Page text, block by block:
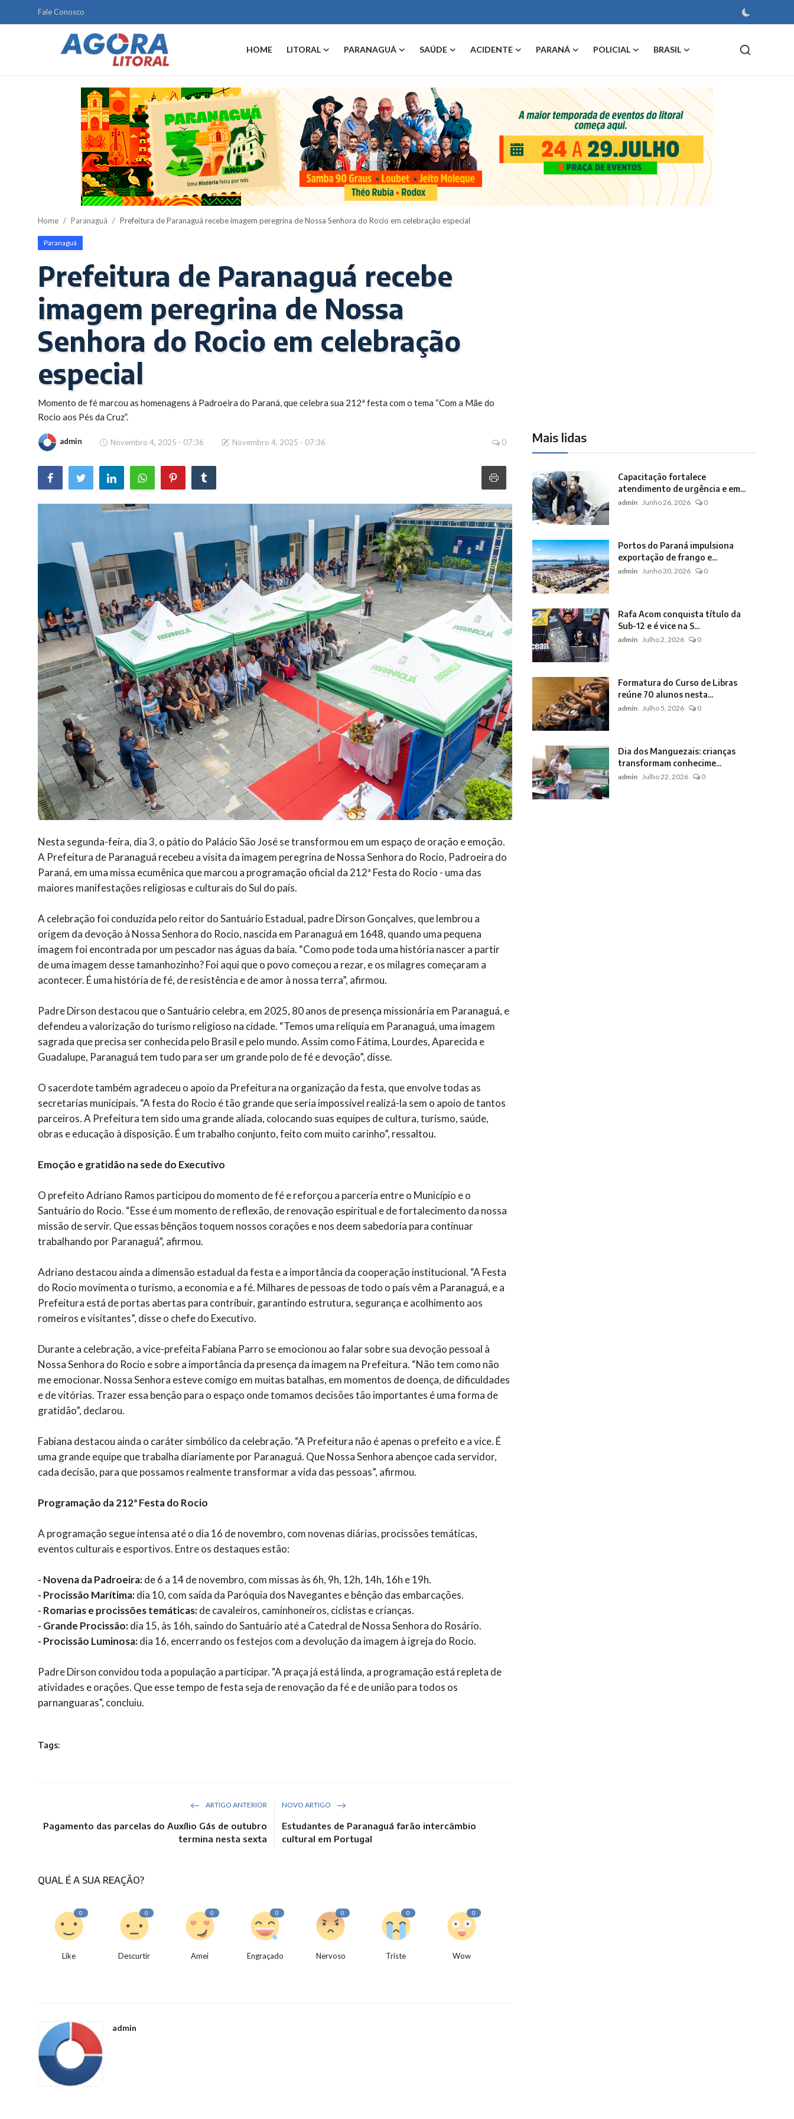
Fale Conosco
HOME LITORAL PARANAGUÁ SAÚDE ACIDENTE PARANÁ POLICIAL BRASIL
Home Paranaguá Prefeitura de Paranaguá recebe imagem peregrina de Nossa Senhora do Rocio em celebração especial
Paranaguá
Prefeitura de Paranaguá recebe
imagem peregrina de Nossa
Senhora do Rocio em celebração
especial
Momento de fé marcou as homenagens à Padroeira do Paraná, que celebra sua 212ª festa com o tema “Com a Mãe do
Rocio aos Pés da Cruz”.
admin Novembro 4, 2025 - 07:36 Novembro 4, 2025 - 07:36 0
Nesta segunda-feira, dia 3, o pátio do Palácio São José se transformou em um espaço de oração e emoção.
A Prefeitura de Paranaguá recebeu a visita da imagem peregrina de Nossa Senhora do Rocio, Padroeira do
Paraná, em uma missa ecumênica que marcou a programação oficial da 212ª Festa do Rocio - uma das
maiores manifestações religiosas e culturais do Sul do país.
A celebração foi conduzida pelo reitor do Santuário Estadual, padre Dirson Gonçalves, que lembrou a
origem da devoção à Nossa Senhora do Rocio, nascida em Paranaguá em 1648, quando uma pequena
imagem foi encontrada por um pescador nas águas da baía. “Como pode toda uma história nascer a partir
de uma imagem desse tamanhozinho? Foi aqui que o povo começou a rezar, e os milagres começaram a
acontecer. É uma história de fé, de resistência e de amor à nossa terra”, afirmou.
Padre Dirson destacou que o Santuário celebra, em 2025, 80 anos de presença missionária em Paranaguá, e
defendeu a valorização do turismo religioso na cidade. “Temos uma relíquia em Paranaguá, uma imagem
sagrada que precisa ser conhecida pelo Brasil e pelo mundo. Assim como Fátima, Lourdes, Aparecida e
Guadalupe, Paranaguá tem tudo para ser um grande polo de fé e devoção”, disse.
O sacerdote também agradeceu o apoio da Prefeitura na organização da festa, que envolve todas as
secretarias municipais. “A festa do Rocio é tão grande que seria impossível realizá-la sem o apoio de tantos
parceiros. A Prefeitura tem sido uma grande aliada, colocando suas equipes de cultura, turismo, saúde,
obras e educação à disposição. É um trabalho conjunto, feito com muito carinho”, ressaltou.
Emoção e gratidão na sede do Executivo
O prefeito Adriano Ramos participou do momento de fé e reforçou a parceria entre o Município e o
Santuário do Rocio. “Esse é um momento de reflexão, de renovação espiritual e de fortalecimento da nossa
missão de servir. Que essas bênçãos toquem nossos corações e nos deem sabedoria para continuar
trabalhando por Paranaguá”, afirmou.
Adriano destacou ainda a dimensão estadual da festa e a importância da cooperação institucional. “A Festa
do Rocio movimenta o turismo, a economia e a fé. Milhares de pessoas de todo o país vêm a Paranaguá, e a
Prefeitura está de portas abertas para contribuir, garantindo estrutura, segurança e acolhimento aos
romeiros e visitantes”, disse o chefe do Executivo.
Durante a celebração, a vice-prefeita Fabiana Parro se emocionou ao falar sobre sua devoção pessoal à
Nossa Senhora do Rocio e sobre a importância da presença da imagem na Prefeitura. “Não tem como não
me emocionar. Nossa Senhora esteve comigo em muitas batalhas, em momentos de doença, de dificuldades
e de vitórias. Trazer essa benção para o espaço onde tomamos decisões tão importantes é uma forma de
gratidão”, declarou.
Fabiana destacou ainda o caráter simbólico da celebração. “A Prefeitura não é apenas o prefeito e a vice. É
uma grande equipe que trabalha diariamente por Paranaguá. Que Nossa Senhora abençoe cada servidor,
cada decisão, para que possamos realmente transformar a vida das pessoas”, afirmou.
Programação da 212ª Festa do Rocio
A programação segue intensa até o dia 16 de novembro, com novenas diárias, procissões temáticas,
eventos culturais e esportivos. Entre os destaques estão:
- Novena da Padroeira:de 6 a 14 de novembro, com missas às 6h, 9h, 12h, 14h, 16h e 19h.
- Procissão Marítima:dia 10, com saída da Paróquia dos Navegantes e bênção das embarcações.
- Romarias e procissões temáticas:de cavaleiros, caminhoneiros, ciclistas e crianças.
- Grande Procissão:dia 15, às 16h, saindo do Santuário até a Catedral de Nossa Senhora do Rosário.
- Procissão Luminosa:dia 16, encerrando os festejos com a devolução da imagem à igreja do Rocio.
Padre Dirson convidou toda a população a participar. “A praça já está linda, a programação está repleta de
atividades e orações. Que esse tempo de festa seja de renovação da fé e de união para todos os
parnanguaras", concluiu.
Tags:
ARTIGO ANTERIOR
Pagamento das parcelas do Auxílio Gás de outubro
termina nesta sexta
NOVO ARTIGO
Estudantes de Paranaguá farão intercâmbio
cultural em Portugal
QUAL É A SUA REAÇÃO?
0
Like
0
Descurtir
0
Amei
0
Engraçado
0
Nervoso
0
Triste
0
Wow
admin
Mais lidas
Capacitação fortalece
atendimento de urgência e em...
admin Junho 26, 2026 0
Portos do Paraná impulsiona
exportação de frango e...
admin Junho 30, 2026 0
Rafa Acom conquista título da
Sub-12 e é vice na S...
admin Julho 2, 2026 0
Formatura do Curso de Libras
reúne 70 alunos nesta...
admin Julho 5, 2026 0
Dia dos Manguezais: crianças
transformam conhecime...
admin Julho 22, 2026 0